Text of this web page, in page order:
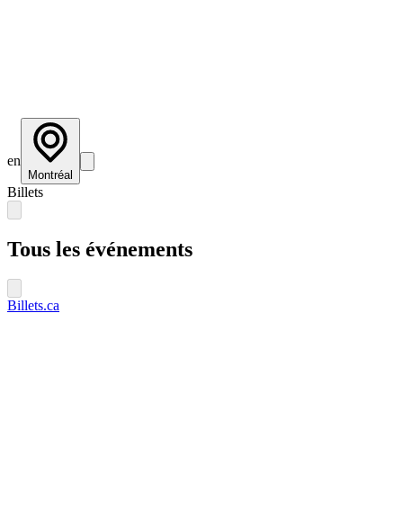
en
Montréal
Billets
Tous les événements
Billets.ca